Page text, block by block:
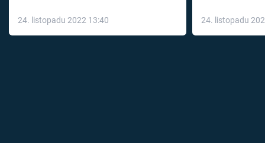
24. listopadu 2022 13:40
léky
24. listopadu